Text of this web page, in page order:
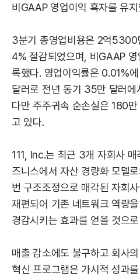
비GAAP 영업이익 흑자를 유지
3분기 총영업비용은 2억5300
4% 절감되었으며, 비GAAP
록했다. 영업이익률은 0.01%
달러로 전년 동기 35만 달러에
다만 주주귀속 순손실은 180
고 있다.
111, Inc.는 최근 3개 자회사 매
즈니스에서 자산 경량화 모델
번 구조조정으로 매각된 자회
재편되어 기존 네트워크 역량
경감시키는 효과를 얻을 것으
매출 감소에도 불구하고 회사
혁신 프로그램은 가시적 성과